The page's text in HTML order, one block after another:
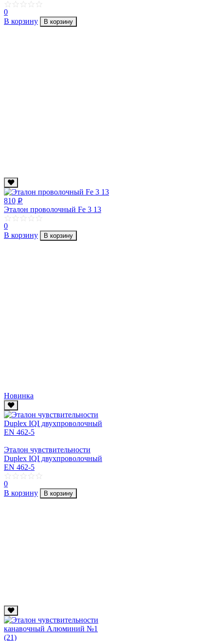
0
В корзину
В корзину
810 p
Эталон проволочный Fe 3 13
0
В корзину
В корзину
Новинка
Эталон чувствительности
Duplex IQI двухпроволочный
EN 462-5
0
В корзину
В корзину